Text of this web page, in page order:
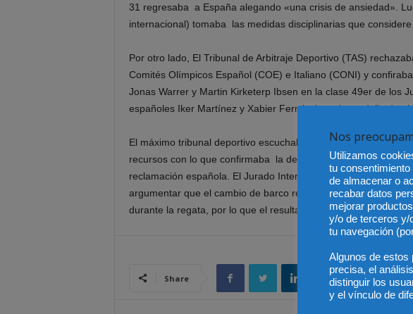
31 regresaba a España alegando «una crisis de ansiedad».
internacional) tomaba las medidas disciplinarias que considere
Por otro lado, El Tribunal de Arbitraje Deportivo (TAS)
Comités Olímpicos Español (COE) e Italiano (CONI) y
Jonas Warrer y Martin Kirketerp Ibsen en la clase 49er de los
españoles Iker Martínez y Xabier Fernández a la medalla de
El máximo tribunal deportivo escuchaba a todas las partes
recursos con lo que confirmaba la decisión del Jurado
reclamación española. El Jurado Internacional basó su
argumentar que el cambio de barco realizado por la pareja
durante la regata, por lo que el resultado de la misma era
Share
Nos
Utilizamos
tu
de almacenar o
recabar datos
mejorar
y/o de terceros y/
tu navegación
Algunos de estos
precisa, el
distinguir los
y el vínculo de